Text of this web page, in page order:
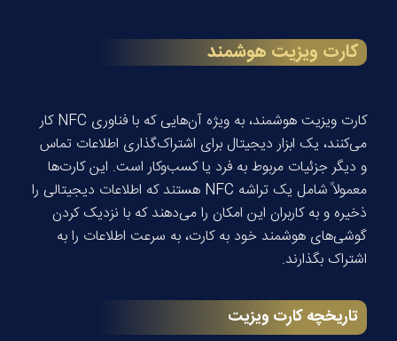
کارت ویزیت هوشمند
کارت ویزیت هوشمند، به ویژه آن‌هایی که با فناوری NFC کار
می‌کنند، یک ابزار دیجیتال برای اشتراک‌گذاری اطلاعات تماس
و دیگر جزئیات مربوط به فرد یا کسب‌وکار است. این کارت‌ها
معمولاً شامل یک تراشه NFC هستند که اطلاعات دیجیتالی را
ذخیره و به کاربران این امکان را می‌دهند که با نزدیک کردن
گوشی‌های هوشمند خود به کارت، به سرعت اطلاعات را به
اشتراک بگذارند.
تاریخچه کارت ویزیت